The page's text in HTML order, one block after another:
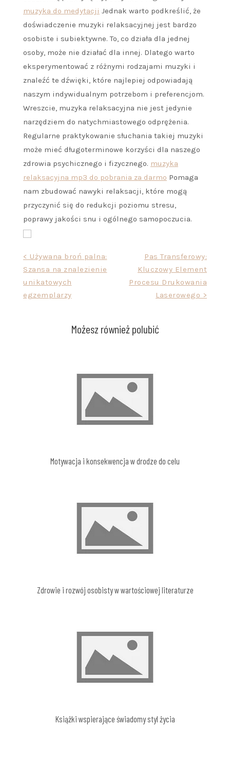
muzyka do medytacji Jednak warto podkreślić, że
doświadczenie muzyki relaksacyjnej jest bardzo
osobiste i subiektywne. To, co działa dla jednej
osoby, może nie działać dla innej. Dlatego warto
eksperymentować z różnymi rodzajami muzyki i
znaleźć te dźwięki, które najlepiej odpowiadają
naszym indywidualnym potrzebom i preferencjom.
Wreszcie, muzyka relaksacyjna nie jest jedynie
narzędziem do natychmiastowego odprężenia.
Regularne praktykowanie słuchania takiej muzyki
może mieć długoterminowe korzyści dla naszego
zdrowia psychicznego i fizycznego. muzyka
relaksacyjna mp3 do pobrania za darmo Pomaga
nam zbudować nawyki relaksacji, które mogą
przyczynić się do redukcji poziomu stresu,
poprawy jakości snu i ogólnego samopoczucia.
Nawigacja
wpisu
< Używana broń palna:
Szansa na znalezienie
unikatowych
egzemplarzy
Pas Transferowy:
Kluczowy Element
Procesu Drukowania
Laserowego >
Możesz również polubić
Motywacja i konsekwencja w drodze do celu
Zdrowie i rozwój osobisty w wartościowej literaturze
Książki wspierające świadomy styl życia